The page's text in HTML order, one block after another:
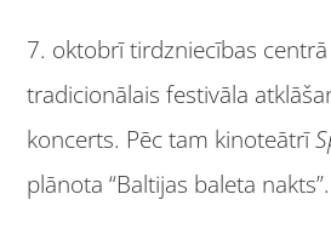
7. oktobrī tirdzniecības centrā
tradicionālais festivāla
koncerts. Pēc tam kinoteātrī
plānota “Baltijas baleta nakts”.